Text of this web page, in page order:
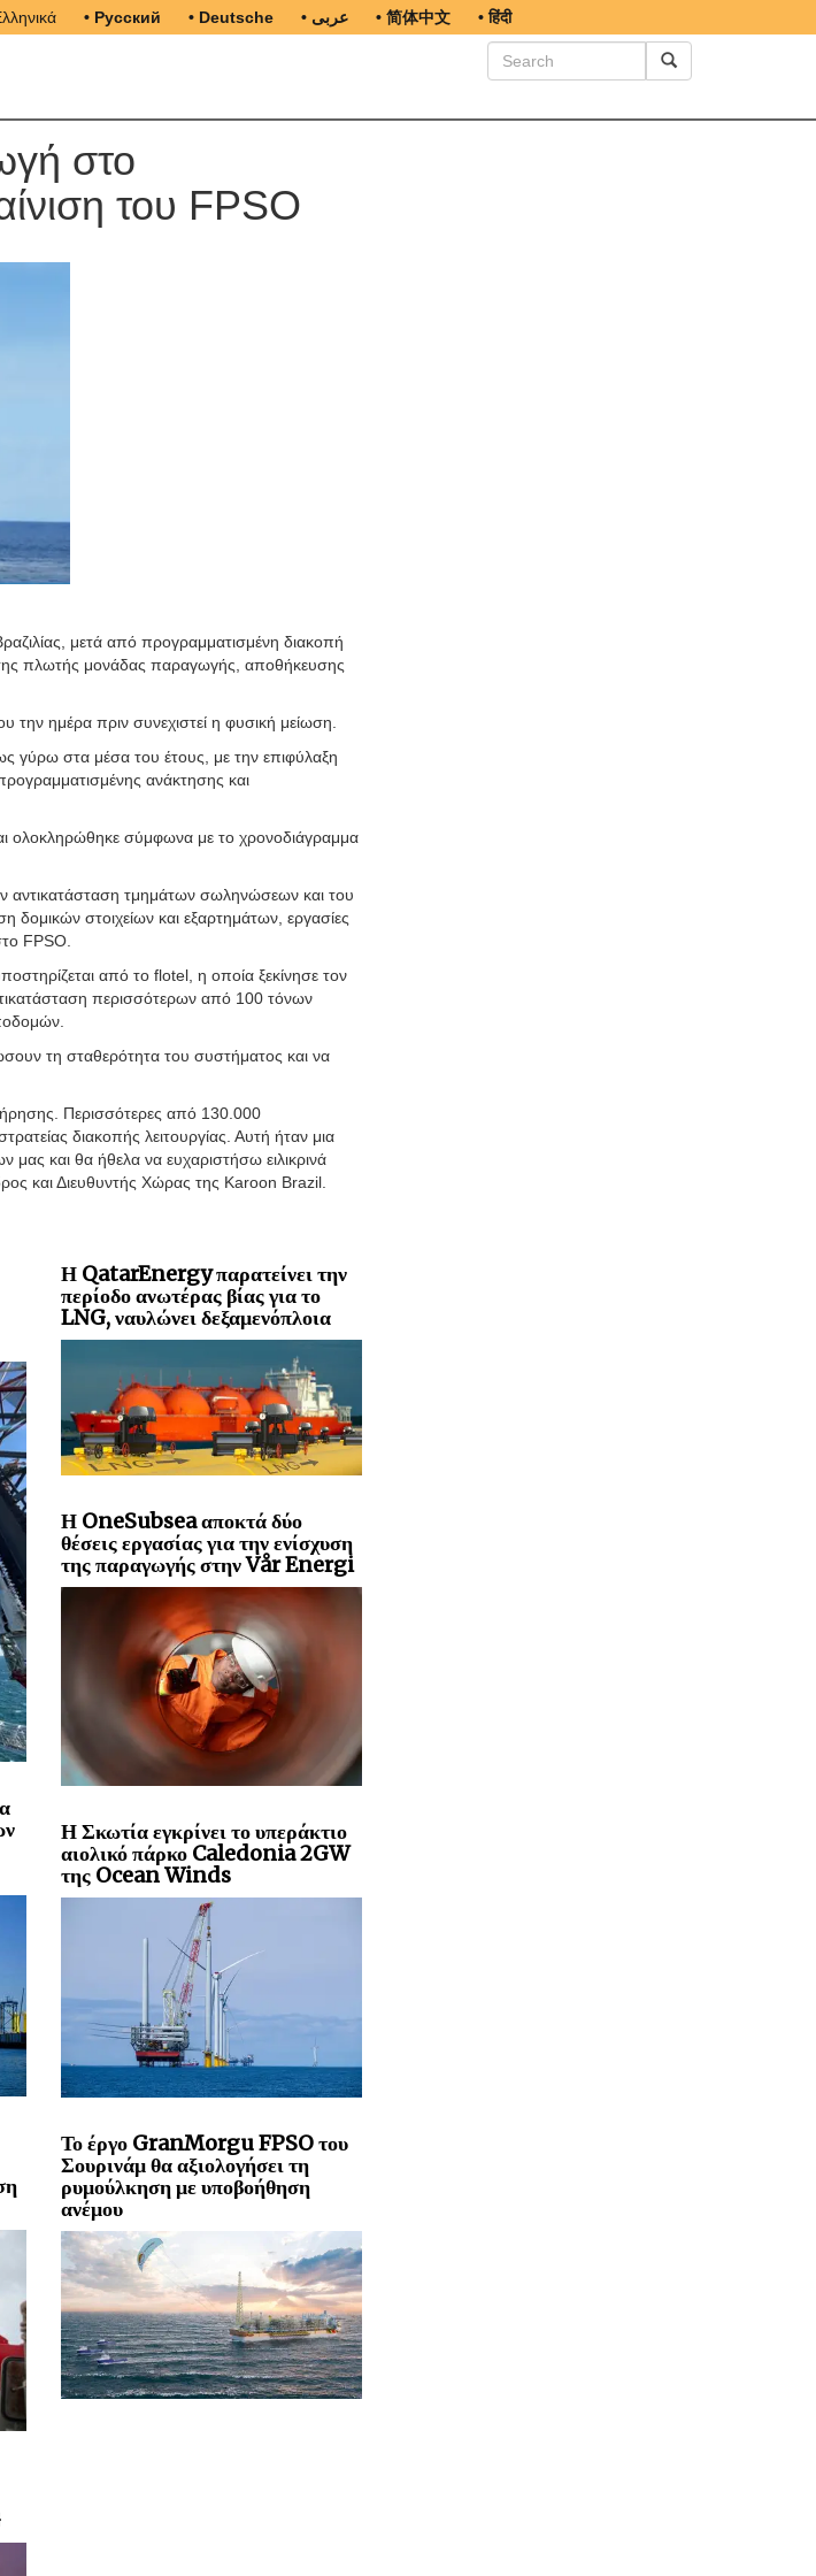
• Русский • Deutsche • عربى • 简体中文 • हिंदी
στο
του FPSO
μετά από προγραμματισμένη διακοπή
της πλωτής μονάδας παραγωγής, αποθήκευσης
την ημέρα πριν συνεχιστεί η φυσική μείωση.
γύρω στα μέσα του έτους, με την επιφύλαξη
ανάκτησης και
ολοκληρώθηκε σύμφωνα με το χρονοδιάγραμμα
αντικατάσταση τμημάτων σωληνώσεων και του
στοιχείων και εξαρτημάτων, εργασίες
FPSO.
από το flotel, η οποία ξεκίνησε τον
περισσότερων από 100 τόνων
τη σταθερότητα του συστήματος και να
Περισσότερες από 130.000
διακοπής λειτουργίας. Αυτή ήταν μια
και θα ήθελα να ευχαριστήσω ειλικρινά
και Διευθυντής Χώρας της Karoon Brazil.
Η QatarEnergy παρατείνει την
περίοδο ανωτέρας βίας για το
LNG, ναυλώνει δεξαμενόπλοια
Η OneSubsea αποκτά δύο
θέσεις εργασίας για την ενίσχυση
της παραγωγής στην Vår Energi
Η Σκωτία εγκρίνει το υπεράκτιο
αιολικό πάρκο Caledonia 2GW
της Ocean Winds
Το έργο GranMorgu FPSO του
Σουρινάμ θα αξιολογήσει τη
ρυμούλκηση με υποβοήθηση
ανέμου